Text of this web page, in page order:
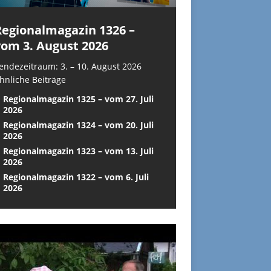
1326 –
3. August 2026
3. – 10. August 2026
Beiträge
Regionalmagazin 1325 – vom 27. Juli
2026
Regionalmagazin 1324 – vom 20. Juli
2026
Regionalmagazin 1323 – vom 13. Juli
2026
Regionalmagazin 1322 – vom 6. Juli
2026